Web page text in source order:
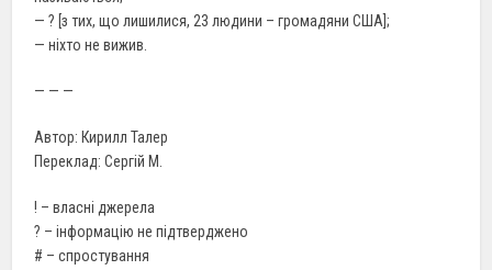
— ? [з тих, що лишилися, 23 людини – громадяни США];
— ніхто не вижив.
— — —
Автор: Кирилл Талер
Переклад: Сергій М.
! – власні джерела
? – інформацію не підтверджено
# – спростування